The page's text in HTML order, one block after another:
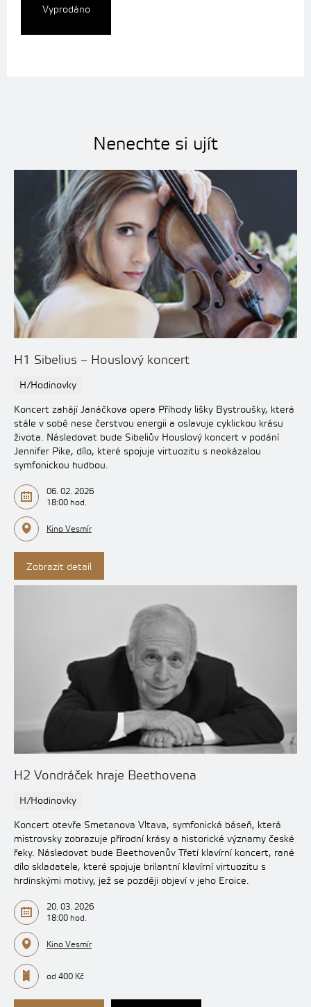
Vyprodáno
Nenechte si ujít
H1 Sibelius – Houslový koncert
H/Hodinovky
Koncert zahájí Janáčkova opera Příhody lišky Bystroušky, která
stále v sobě nese čerstvou energii a oslavuje cyklickou krásu
života. Následovat bude Sibeliův Houslový koncert v podání
Jennifer Pike, dílo, které spojuje virtuozitu s neokázalou
symfonickou hudbou.
06. 02. 2026
18:00 hod.
Kino Vesmír
Zobrazit detail
H2 Vondráček hraje Beethovena
H/Hodinovky
Koncert otevře Smetanova Vltava, symfonická báseň, která
mistrovsky zobrazuje přírodní krásy a historické významy české
řeky. Následovat bude Beethovenův Třetí klavírní koncert, rané
dílo skladatele, které spojuje brilantní klavírní virtuozitu s
hrdinskými motivy, jež se později objeví v jeho Eroice.
20. 03. 2026
18:00 hod.
Kino Vesmír
od 400 Kč